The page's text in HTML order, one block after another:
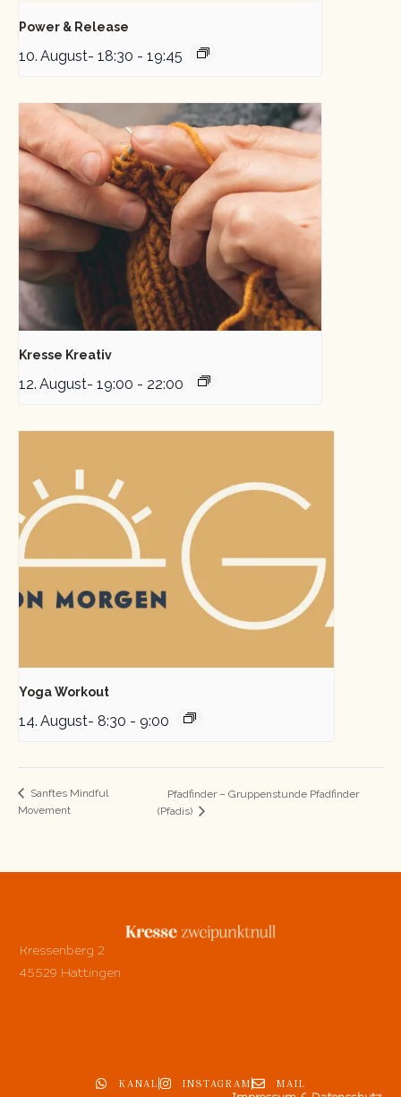
Power & Release
10. August- 18:30 - 19:45
Kresse Kreativ
12. August- 19:00 - 22:00
Yoga Workout
14. August- 8:30 - 9:00
Sanftes Mindful
Movement
Pfadfinder – Gruppenstunde Pfadfinder
(Pfadis)
Kressenberg 2
45529 Hattingen
KANAL INSTAGRAM MAIL